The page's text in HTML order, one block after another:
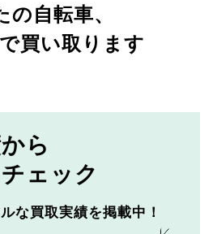
の自転車、
買い取ります
ら
ェック
な買取実績を掲載中！